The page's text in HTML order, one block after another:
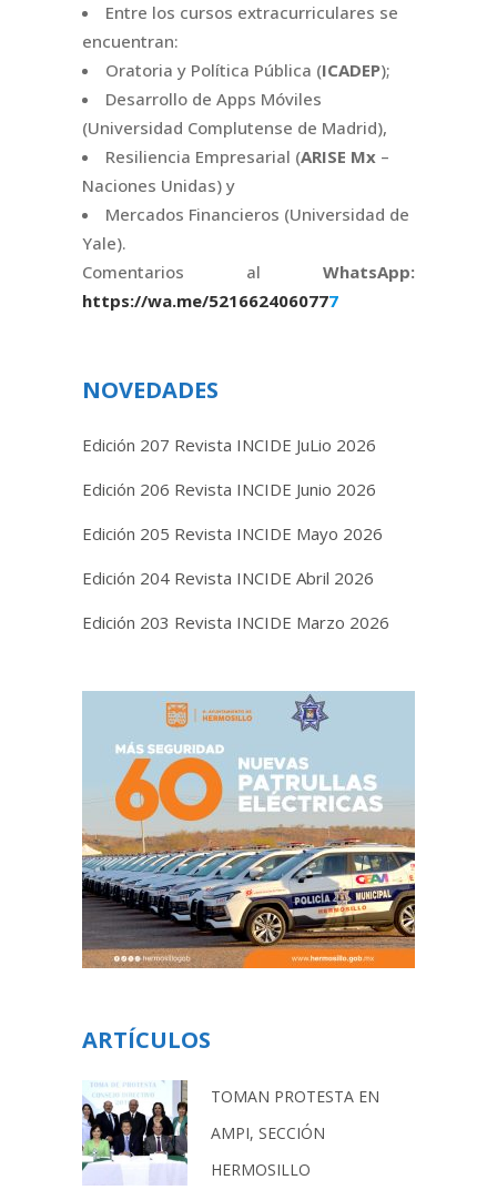
Entre los cursos extracurriculares se
encuentran:
Oratoria y Política Pública (ICADEP);
Desarrollo de Apps Móviles
(Universidad Complutense de Madrid),
Resiliencia Empresarial (ARISE Mx –
Naciones Unidas) y
Mercados Financieros (Universidad de
Yale).
Comentarios al WhatsApp:
https://wa.me/5216624060777
NOVEDADES
Edición 207 Revista INCIDE JuLio 2026
Edición 206 Revista INCIDE Junio 2026
Edición 205 Revista INCIDE Mayo 2026
Edición 204 Revista INCIDE Abril 2026
Edición 203 Revista INCIDE Marzo 2026
ARTÍCULOS
TOMAN PROTESTA EN
AMPI, SECCIÓN
HERMOSILLO